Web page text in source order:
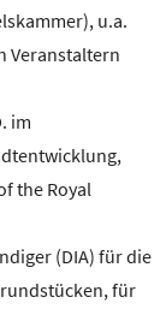
u.a.
Veranstaltern
im
the Royal
(DIA) für die
für